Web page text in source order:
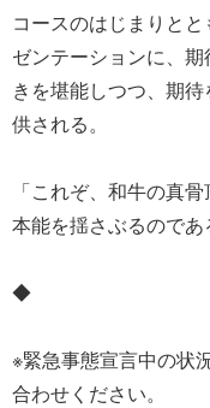
コースのはじまりと
ゼンテーションに、
きを堪能しつつ、期
供される。
「これぞ、和牛の真
本能を揺さぶるのであ
◆
※緊急事態宣言中の状
合わせください。